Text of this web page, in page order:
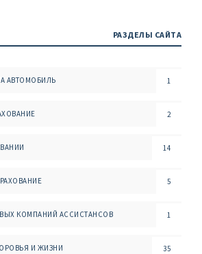
РАЗДЕЛЫ САЙТА
АВТОМОБИЛЬ 1
2
14
5
КОМПАНИЙ АССИСТАНСОВ 1
И ЖИЗНИ 35